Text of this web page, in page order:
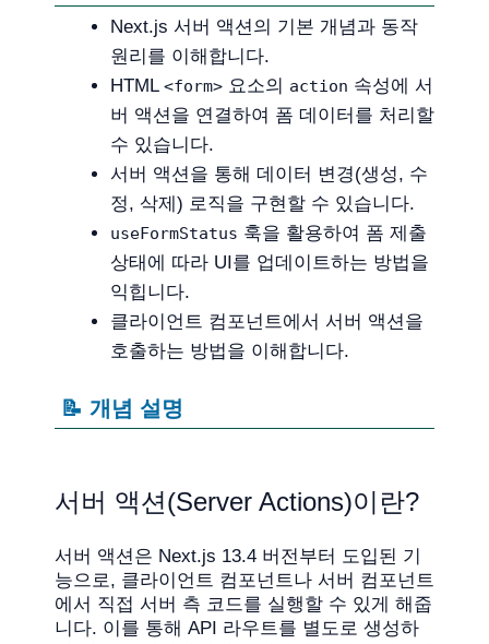
Next.js 서버 액션의 기본 개념과 동작
원리를 이해합니다.
HTML <form> 요소의 action 속성에 서
버 액션을 연결하여 폼 데이터를 처리할
수 있습니다.
서버 액션을 통해 데이터 변경(생성, 수
정, 삭제) 로직을 구현할 수 있습니다.
useFormStatus 훅을 활용하여 폼 제출
상태에 따라 UI를 업데이트하는 방법을
익힙니다.
클라이언트 컴포넌트에서 서버 액션을
호출하는 방법을 이해합니다.
📝 개념 설명
서버 액션(Server Actions)이란?
서버 액션은 Next.js 13.4 버전부터 도입된 기
능으로, 클라이언트 컴포넌트나 서버 컴포넌트
에서 직접 서버 측 코드를 실행할 수 있게 해줍
니다. 이를 통해 API 라우트를 별도로 생성하